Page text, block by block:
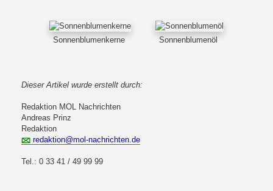
Sonnenblumenkerne Sonnenblumenöl
Dieser Artikel wurde erstellt durch:
Redaktion MOL Nachrichten
Andreas Prinz
Redaktion
redaktion@mol-nachrichten.de
Tel.: 0 33 41 / 49 99 99